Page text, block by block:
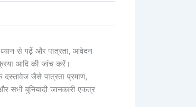
से पढ़ें और पात्रता, आवेदन
आदि की जांच करें।
जैसे पात्रता प्रमाण,
सभी बुनियादी जानकारी एकत्र